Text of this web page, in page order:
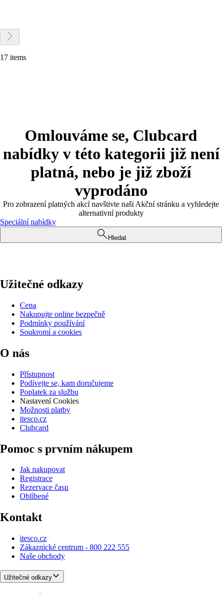
17 items
Omlouváme se, Clubcard
nabídky v této kategorii již není
platná, nebo je již zboží
vyprodáno
Pro zobrazení platných akcí navštivte naši Akční stránku a vyhledejte
alternativní produkty
Speciální nabídky
Hledat
Užitečné odkazy
Cena
Nakupujte online bezpečně
Podmínky používání
Soukromí a cookies
O nás
Přístupnost
Podívejte se, kam doručujeme
Poplatek za službu
Nastavení Cookies
Možnosti platby
itesco.cz
Clubcard
Pomoc s prvním nákupem
Jak nakupovat
Registrace
Rezervace času
Oblíbené
Kontakt
itesco.cz
Zákaznické centrum - 800 222 555
Naše obchody
Užitečné odkazy